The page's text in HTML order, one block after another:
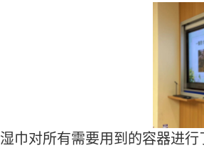
巾对所有需要用到的容器进